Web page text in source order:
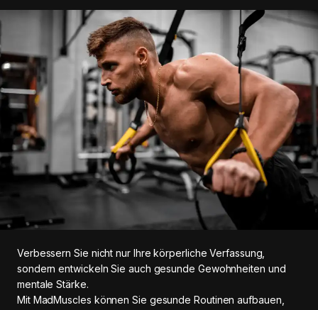
Verbessern Sie nicht nur Ihre körperliche Verfassung,
sondern entwickeln Sie auch gesunde Gewohnheiten und
mentale Stärke.
Mit MadMuscles können Sie gesunde Routinen aufbauen,